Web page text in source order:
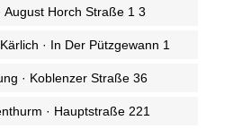
August Horch Straße 1 3
· In Der Pützgewann 1
· Koblenzer Straße 36
· Hauptstraße 221